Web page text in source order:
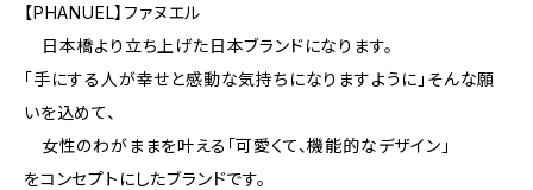
【PHANUEL】ファヌエル
日本橋より立ち上げた日本ブランドになります。
「手にする人が幸せと感動な気持ちになりますように」そんな願
いを込めて、
女性のわがままを叶える「可愛くて、機能的なデザイン」
をコンセプトにしたブランドです。